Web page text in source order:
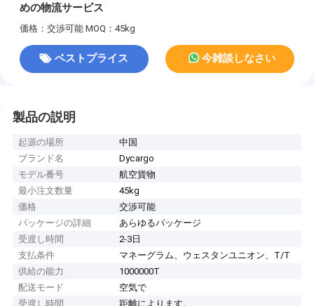
めの物流サービス
価格：交渉可能 MOQ：45kg
ベストプライス 今雑談しなさい
製品の説明
起源の場所
中国
ブランド名
Dycargo
モデル番号
航空貨物
最小注文数量
45kg
価格
交渉可能
パッケージの詳細
あらゆるパッケージ
受渡し時間
2-3日
支払条件
マネーグラム、ウェスタンユニオン、T/T
供給の能力
1000000T
配送モード
空気で
受渡し時間
距離によります。